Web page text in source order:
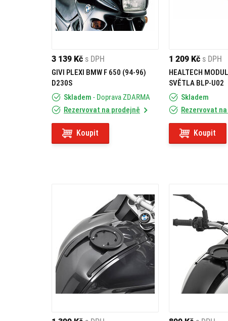
3 139 Kč s DPH
GIVI PLEXI BMW F 650 (94-96)
D230S
Skladem - Doprava ZDARMA
Rezervovat na prodejně
Koupit
1 209 Kč s DPH
HEALTECH
SVĚTLA BLP-U02
Skladem
Rezervovat
Koupit